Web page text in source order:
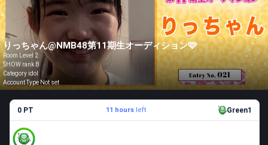
りっちゃん@NMB48第11期生オーディション🩷
Room Level 2
SHOW rank B
Category idol
Account Type Not set
0 PT 11 hoursleft Green1